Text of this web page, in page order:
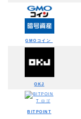
GMOコイン
OKJ
BITPOINT